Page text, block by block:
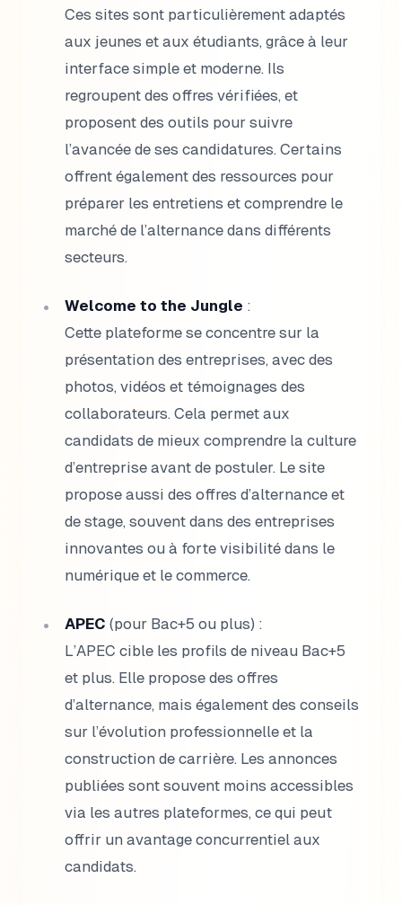
Ces sites sont particulièrement adaptés
aux jeunes et aux étudiants, grâce à leur
interface simple et moderne. Ils
regroupent des offres vérifiées, et
proposent des outils pour suivre
l’avancée de ses candidatures. Certains
offrent également des ressources pour
préparer les entretiens et comprendre le
marché de l’alternance dans différents
secteurs.
Welcome to the Jungle :
Cette plateforme se concentre sur la
présentation des entreprises, avec des
photos, vidéos et témoignages des
collaborateurs. Cela permet aux
candidats de mieux comprendre la culture
d’entreprise avant de postuler. Le site
propose aussi des offres d’alternance et
de stage, souvent dans des entreprises
innovantes ou à forte visibilité dans le
numérique et le commerce.
APEC (pour Bac+5 ou plus) :
L’APEC cible les profils de niveau Bac+5
et plus. Elle propose des offres
d’alternance, mais également des conseils
sur l’évolution professionnelle et la
construction de carrière. Les annonces
publiées sont souvent moins accessibles
via les autres plateformes, ce qui peut
offrir un avantage concurrentiel aux
candidats.